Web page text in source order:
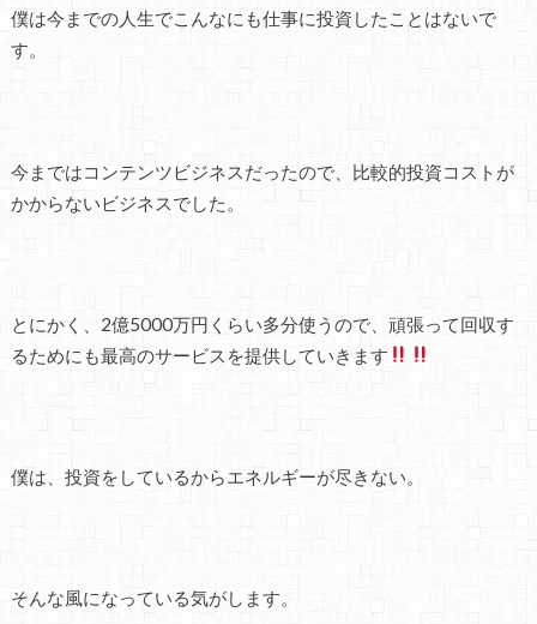
僕は今までの人生でこんなにも仕事に投資したことはないで
す。
今まではコンテンツビジネスだったので、比較的投資コストが
かからないビジネスでした。
とにかく、2億5000万円くらい多分使うので、頑張って回収す
るためにも最高のサービスを提供していきます
僕は、投資をしているからエネルギーが尽きない。
そんな風になっている気がします。